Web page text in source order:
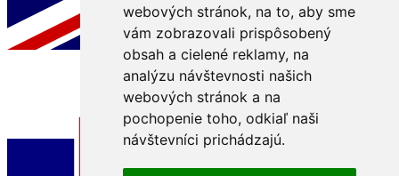
webových stránok, na to, aby sme
vám zobrazovali prispôsobený
obsah a cielené reklamy, na
analýzu návštevnosti našich
webových stránok a na
pochopenie toho, odkiaľ naši
návštevníci prichádzajú.